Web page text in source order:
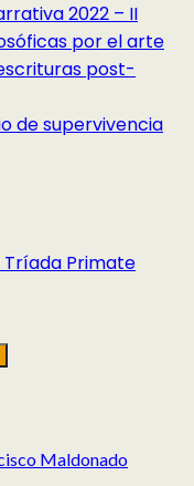
2022 – II
por el arte
post-
de supervivencia
Primate
Maldonado